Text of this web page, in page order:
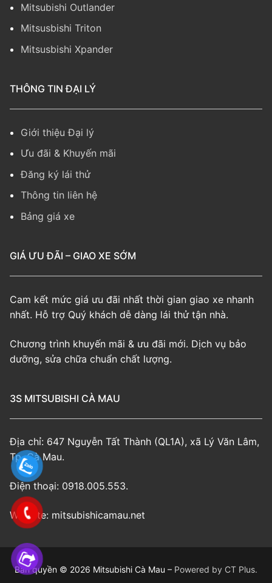
Mitsubishi Outlander
Mitsusbishi Triton
Mitsusbishi Xpander
THÔNG TIN ĐẠI LÝ
Giới thiệu Đại lý
Ưu đãi & Khuyến mãi
Đăng ký lái thử
Thông tin liên hệ
Bảng giá xe
GIÁ ƯU ĐÃI – GIAO XE SỚM
Cam kết mức giá ưu đãi nhất thời gian giao xe nhanh
nhất. Hỗ trợ Quý khách dễ dàng lái thử tận nhà.
Chương trình khuyến mãi & ưu đãi mới. Dịch vụ bảo
dưỡng, sửa chữa chuẩn chất lượng.
3S MITSUBISHI CÀ MAU
Địa chỉ: 647 Nguyễn Tất Thành (QL1A), xã Lý Văn Lâm,
Tp. Cà Mau.
Điện thoại: 0918.005.553.
Website: mitsubishicamau.net
Bản quyền © 2026 Mitsubishi Cà Mau – Powered by CT Plus.